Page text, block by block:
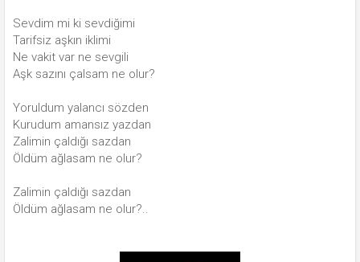
Sevdim mi ki sevdiğimi
Tarifsiz aşkın iklimi
Ne vakit var ne sevgili
Aşk sazını çalsam ne olur?
Yoruldum yalancı sözden
Kurudum amansız yazdan
Zalimin çaldığı sazdan
Öldüm ağlasam ne olur?
Zalimin çaldığı sazdan
Öldüm ağlasam ne olur?..